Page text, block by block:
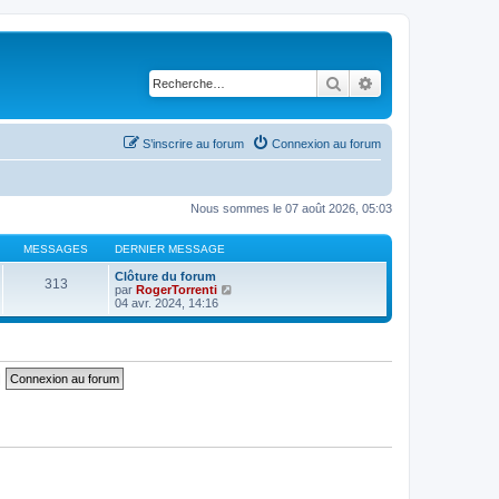
Rechercher
Connexion au forum
S’inscrire au forum
Nous sommes le 07 août 2026, 05:03
MESSAGES DERNIER MESSAGE
313
Clôture du forum
par RogerTorrenti
i
r
04 avr. 2024, 14:16